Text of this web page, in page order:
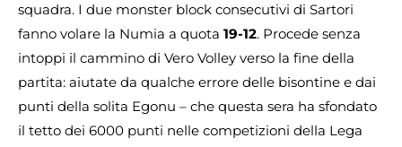
squadra. I due monster block consecutivi di Sartori
fanno volare la Numia a quota 19-12. Procede senza
intoppi il cammino di Vero Volley verso la fine della
partita: aiutate da qualche errore delle bisontine e dai
punti della solita Egonu – che questa sera ha sfondato
il tetto dei 6000 punti nelle competizioni della Lega